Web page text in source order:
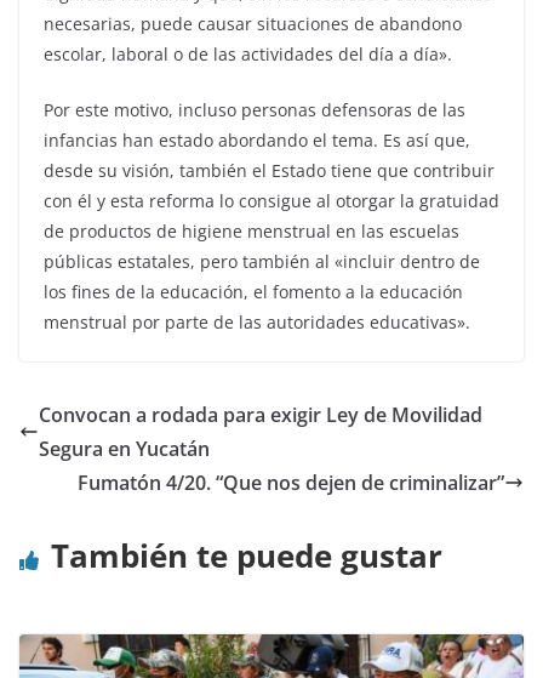
necesarias, puede causar situaciones de abandono
escolar, laboral o de las actividades del día a día».
Por este motivo, incluso personas defensoras de las
infancias han estado abordando el tema. Es así que,
desde su visión, también el Estado tiene que contribuir
con él y esta reforma lo consigue al otorgar la gratuidad
de productos de higiene menstrual en las escuelas
públicas estatales, pero también al «incluir dentro de
los fines de la educación, el fomento a la educación
menstrual por parte de las autoridades educativas».
Convocan a rodada para exigir Ley de Movilidad
Segura en Yucatán
Fumatón 4/20. “Que nos dejen de criminalizar”
También te puede gustar